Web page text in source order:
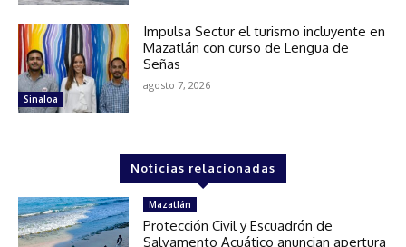
Sinaloa
Impulsa Sectur el turismo incluyente en
Mazatlán con curso de Lengua de
Señas
agosto 7, 2026
Noticias relacionadas
Mazatlán
Protección Civil y Escuadrón de
Salvamento Acuático anuncian apertura